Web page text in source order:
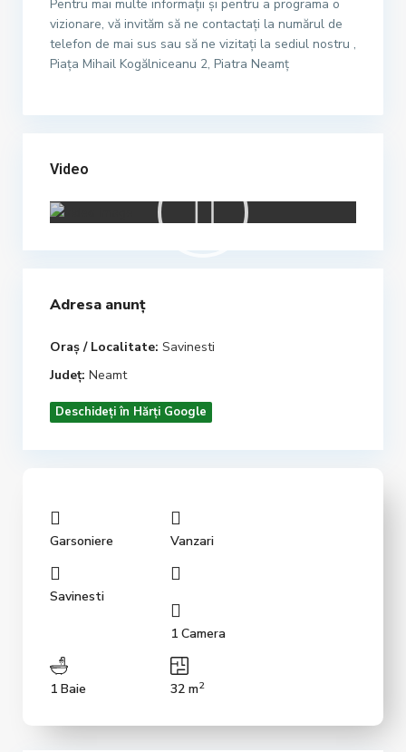
Pentru mai multe informații și pentru a programa o
vizionare, vă invităm să ne contactați la numărul de
telefon de mai sus sau să ne vizitați la sediul nostru ,
Piața Mihail Kogălniceanu 2, Piatra Neamț
Video
Adresa anunț
Oraș / Localitate: Savinesti
Județ: Neamt
Deschideți în Hărți Google
Garsoniere Vanzari
Savinesti
1 Camera
1 Baie 32 m2